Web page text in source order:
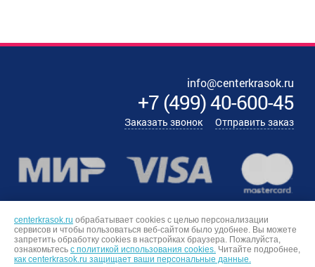
info@centerkrasok.ru
+7(499)40-600-45
Заказать звонок Отправить заказ
centerkrasok.ru обрабатывает cookies с целью персонализации
сервисов и чтобы пользоваться веб-сайтом было удобнее. Вы можете
запретить обработку сookies в настройках браузера. Пожалуйста,
ознакомьтесь с политикой использования cookies. Читайте подробнее,
как centerkrasok.ru защищает ваши персональные данные.